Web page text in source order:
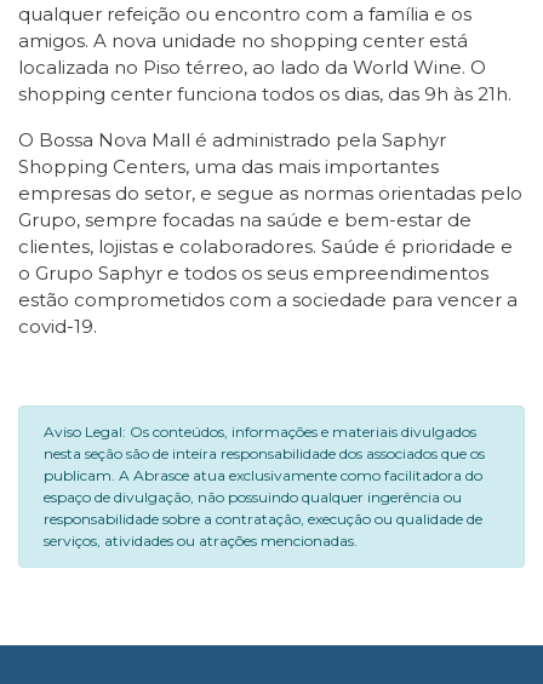
qualquer refeição ou encontro com a família e os
amigos. A nova unidade no shopping center está
localizada no Piso térreo, ao lado da World Wine. O
shopping center funciona todos os dias, das 9h às 21h.
O Bossa Nova Mall é administrado pela Saphyr
Shopping Centers, uma das mais importantes
empresas do setor, e segue as normas orientadas pelo
Grupo, sempre focadas na saúde e bem-estar de
clientes, lojistas e colaboradores. Saúde é prioridade e
o Grupo Saphyr e todos os seus empreendimentos
estão comprometidos com a sociedade para vencer a
covid-19.
Aviso Legal: Os conteúdos, informações e materiais divulgados
nesta seção são de inteira responsabilidade dos associados que os
publicam. A Abrasce atua exclusivamente como facilitadora do
espaço de divulgação, não possuindo qualquer ingerência ou
responsabilidade sobre a contratação, execução ou qualidade de
serviços, atividades ou atrações mencionadas.